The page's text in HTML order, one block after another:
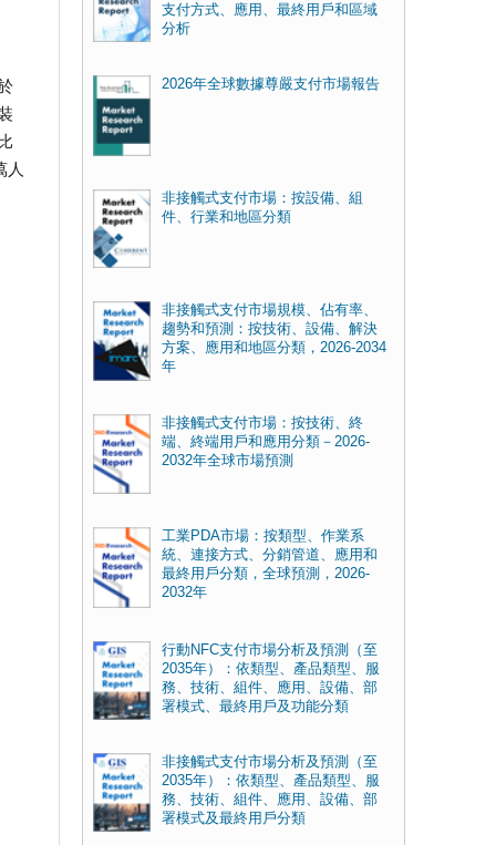
人
支付方式、應用、最終用戶和區域
分析
2026年全球數據尊嚴支付市場報告
非接觸式支付市場：按設備、組
件、行業和地區分類
非接觸式支付市場規模、佔有率、
趨勢和預測：按技術、設備、解決
方案、應用和地區分類，2026-2034
年
非接觸式支付市場：按技術、終
端、終端用戶和應用分類－2026-
2032年全球市場預測
工業PDA市場：按類型、作業系
統、連接方式、分銷管道、應用和
最終用戶分類，全球預測，2026-
2032年
行動NFC支付市場分析及預測（至
2035年）：依類型、產品類型、服
務、技術、組件、應用、設備、部
署模式、最終用戶及功能分類
非接觸式支付市場分析及預測（至
2035年）：依類型、產品類型、服
務、技術、組件、應用、設備、部
署模式及最終用戶分類